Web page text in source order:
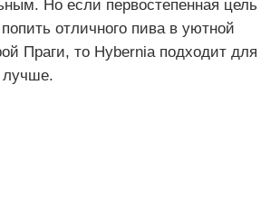
Но если первостепенная цель
отличного пива в уютной
Праги, то Hybernia подходит для
лучше.